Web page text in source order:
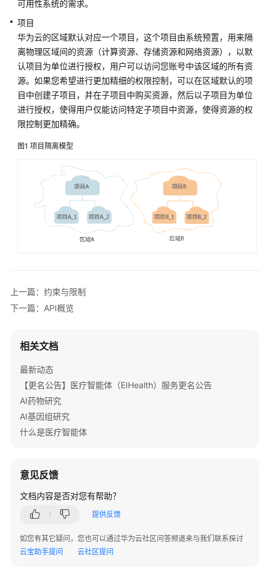
最
佳
实
践
API
参
考
使
用
读
概
述
明
节
约
束
与
制
本
概
API
概
可用性系统的需求。
项目
华为云的区域默认对应一个项目，这个项目由系统预置，用来隔
离物理区域间的资源（计算资源、存储资源和网络资源），以默
认项目为单位进行授权，用户可以访问您账号中该区域的所有资
源。如果您希望进行更加精细的权限控制，可以在区域默认的项
目中创建子项目，并在子项目中购买资源，然后以子项目为单位
进行授权，使得用户仅能访问特定子项目中资源，使得资源的权
限控制更加精确。
图1 项目隔离模型
上一篇：约束与限制
下一篇：API概览
相关文档
最新动态
【更名公告】医疗智能体（EIHealth）服务更名公告
AI药物研究
AI基因组研究
什么是医疗智能体
意见反馈
文档内容是否对您有帮助？
提供反馈
如您有其它疑问，您也可以通过华为云社区问答频道来与我们联系探讨
云宝助手提问
云社区提问